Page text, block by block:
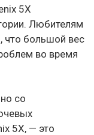
5X
Любителям
что большой вес
во время
со
5X, — это